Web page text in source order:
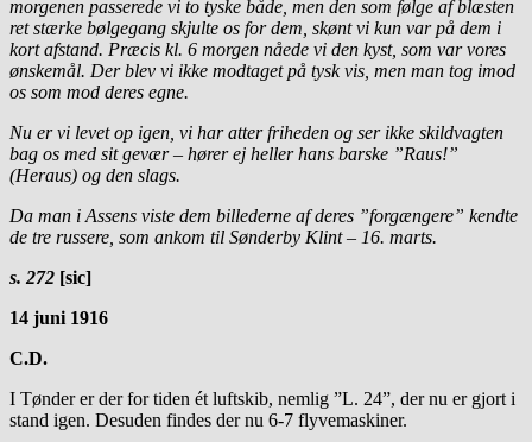
morgenen passerede vi to tyske både, men den som følge af blæsten
ret stærke bølgegang skjulte os for dem, skønt vi kun var på dem i
kort afstand. Præcis kl. 6 morgen nåede vi den kyst, som var vores
ønskemål. Der blev vi ikke modtaget på tysk vis, men man tog imod
os som mod deres egne.
Nu er vi levet op igen, vi har atter friheden og ser ikke skildvagten
bag os med sit gevær – hører ej heller hans barske ”Raus!”
(Heraus) og den slags.
Da man i Assens viste dem billederne af deres ”forgængere” kendte
de tre russere, som ankom til Sønderby Klint – 16. marts.
s. 272 [sic]
14 juni 1916
C.D.
I Tønder er der for tiden ét luftskib, nemlig ”L. 24”, der nu er gjort i
stand igen. Desuden findes der nu 6-7 flyvemaskiner.